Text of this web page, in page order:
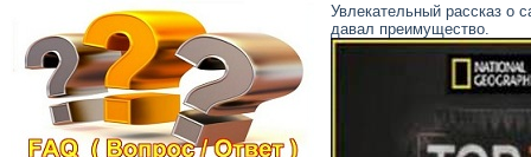
Увлекательный рассказ о
давал преимущество.